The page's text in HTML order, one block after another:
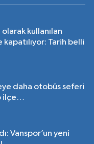
kullanılan
Tarih belli
daha otobüs seferi
ilçe…
Vanspor’un yeni